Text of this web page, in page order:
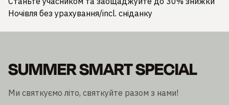
Ночівля без урахування/incl. сніданку
SUMMER SMART SPECIAL
Ми святкуємо літо, святкуйте разом з нами!